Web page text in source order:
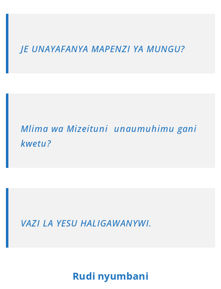
JE UNAYAFANYA MAPENZI YA MUNGU?
Mlima wa Mizeituni unaumuhimu gani
kwetu?
VAZI LA YESU HALIGAWANYWI.
Rudi nyumbani